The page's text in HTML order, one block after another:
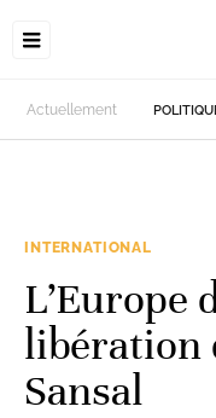
Actuellement
INTERNATIONAL
L’Europe
libération
Sansal